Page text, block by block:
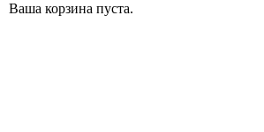
Ваша корзина пуста.